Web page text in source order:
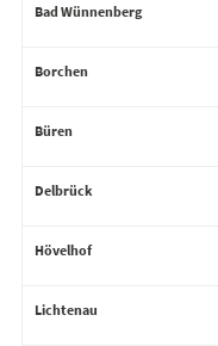
Bad Wünnenberg
Borchen
Büren
Delbrück
Hövelhof
Lichtenau